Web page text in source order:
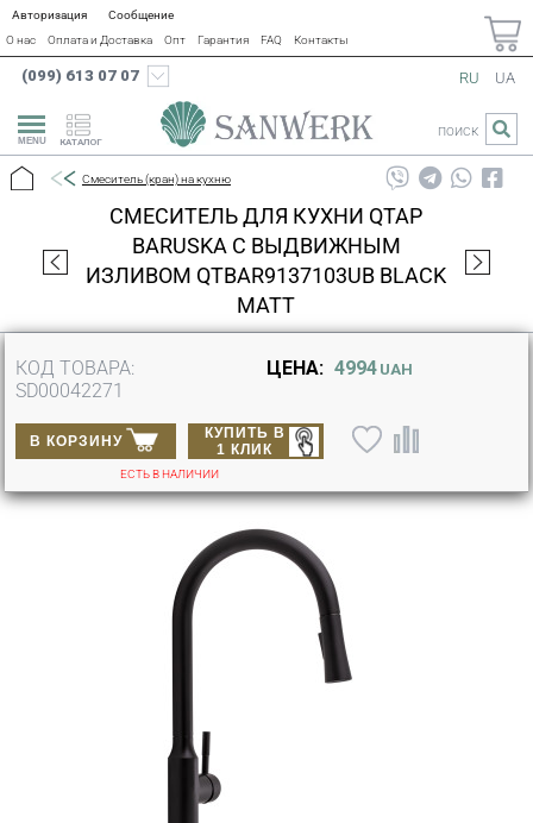
Авторизация
Сообщение
О нас
Оплата и Доставка Опт Гарантия FAQ Контакты
(099) 613 07 07
КАТАЛОГ
RU UA
ПОИСК
Смеситель (кран) на кухню
СМЕСИТЕЛЬ ДЛЯ КУХНИ QTAP
BARUSKA С ВЫДВИЖНЫМ
ИЗЛИВОМ QTBAR9137103UB BLACK
MATT
КОД ТОВАРА:
SD00042271
ЦЕНА: 4994 UAH
В КОРЗИНУ
КУПИТЬ В
1 КЛИК
ЕСТЬ В НАЛИЧИИ